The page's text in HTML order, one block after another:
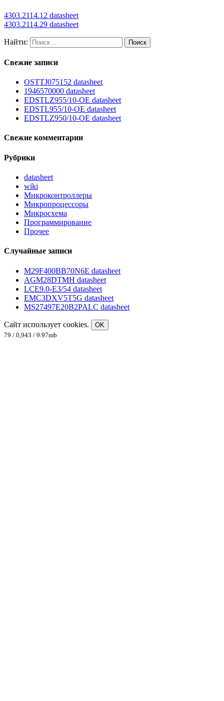
4303.2114.12 datasheet
4303.2114.29 datasheet
Найти:
Свежие записи
OSTTJ075152 datasheet
1946570000 datasheet
EDSTLZ955/10-OE datasheet
EDSTL955/10-OE datasheet
EDSTLZ950/10-OE datasheet
Свежие комментарии
Рубрики
datasheet
wiki
Микроконтроллеры
Микропроцессоры
Микросхема
Программирование
Прочее
Случайные записи
M29F400BB70N6E datasheet
AGM28DTMH datasheet
LCE9.0-E3/54 datasheet
EMC3DXV5T5G datasheet
MS27497E20B2PALC datasheet
Сайт использует cookies.
OK
79 / 0,943 / 9.97mb